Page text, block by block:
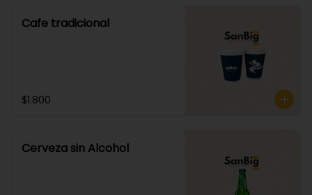
Cafe tradicional
$1.800
Cerveza sin Alcohol